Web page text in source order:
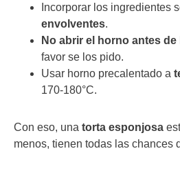
Incorporar los ingredientes
envolventes.
No abrir el horno antes
favor se los pido.
Usar horno precalentado a
170-180°C.
Con eso, una torta esponjosa
menos, tienen todas las chances